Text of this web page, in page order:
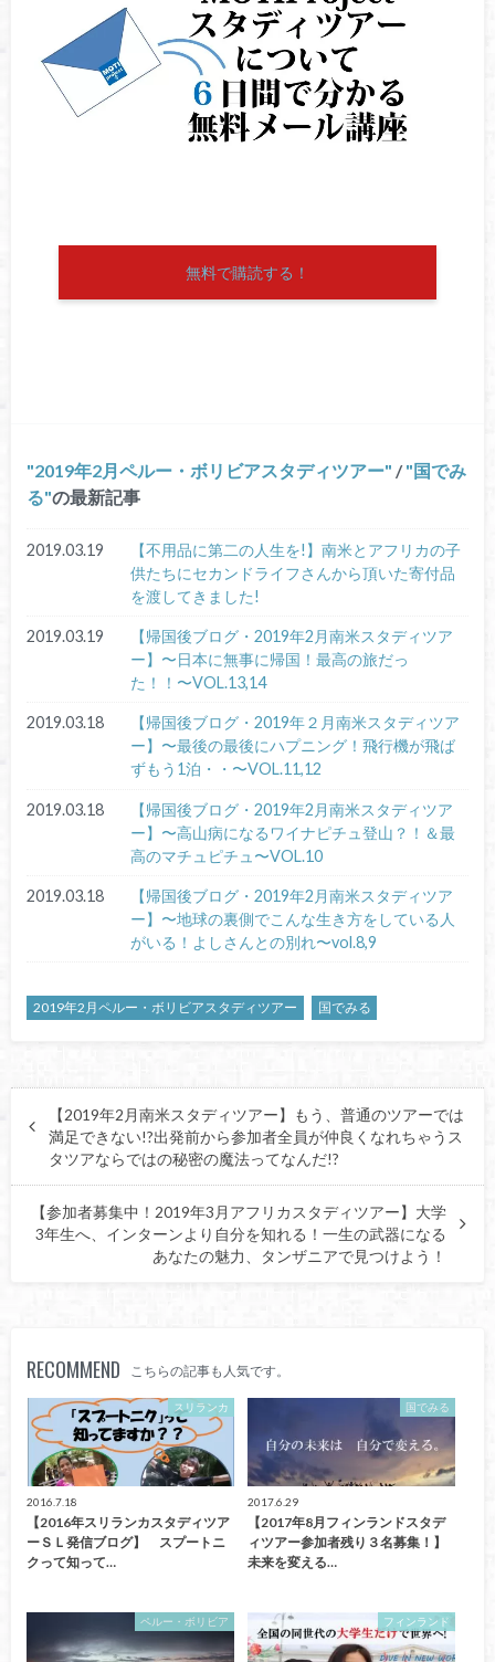
無料で購読する！
2019年2月ペルー・ボリビアスタディツアー /
国でみ
る の最新記事
2019.03.19
【不用品に第二の人生を!】南米とアフリカの子
供たちにセカンドライフさんから頂いた寄付品
を渡してきました!
2019.03.19
【帰国後ブログ・2019年2月南米スタディツア
ー】〜日本に無事に帰国！最高の旅だっ
た！！〜VOL.13,14
2019.03.18
【帰国後ブログ・2019年２月南米スタディツア
ー】〜最後の最後にハプニング！飛行機が飛ば
ずもう1泊・・〜VOL.11,12
2019.03.18
【帰国後ブログ・2019年2月南米スタディツア
ー】〜高山病になるワイナピチュ登山？！＆最
高のマチュピチュ〜VOL.10
2019.03.18
【帰国後ブログ・2019年2月南米スタディツア
ー】〜地球の裏側でこんな生き方をしている人
がいる！よしさんとの別れ〜vol.8,9
2019年2月ペルー・ボリビアスタディツアー 国でみる
【2019年2月南米スタディツアー】もう、普通のツアーでは
満足できない!?出発前から参加者全員が仲良くなれちゃうス
タツアならではの秘密の魔法ってなんだ!?
【参加者募集中！2019年3月アフリカスタディツアー】大学
3年生へ、インターンより自分を知れる！一生の武器になる
あなたの魅力、タンザニアで見つけよう！
RECOMMEND こちらの記事も人気です。
スリランカ
2016.7.18
【2016年スリランカスタディツア
ーＳＬ発信ブログ】 スプートニ
クって知って…
国でみる
2017.6.29
【2017年8月フィンランドスタデ
ィツアー参加者残り３名募集！】
未来を変える…
ペルー・ボリビア フィンランド